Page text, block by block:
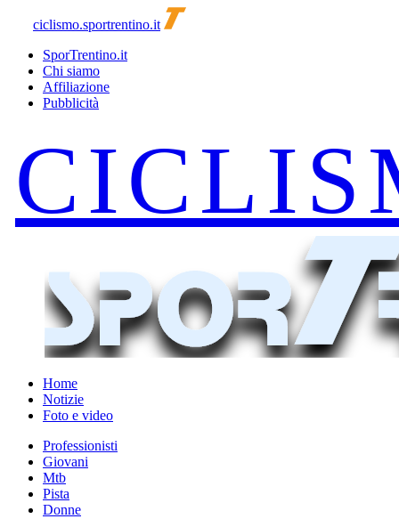
ciclismo.sportrentino.it
SporTrentino.it
Chi siamo
Affiliazione
Pubblicità
Home
Notizie
Foto e video
Professionisti
Giovani
Mtb
Pista
Donne